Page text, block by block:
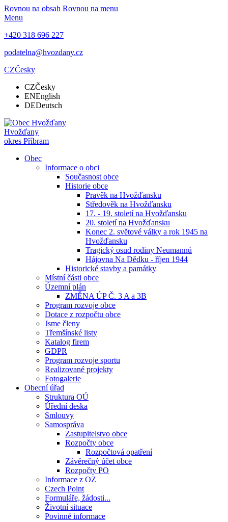
Rovnou na obsah Rovnou na menu
Menu
+420 318 696 227
podatelna@hvozdany.cz
CZČesky
CZČesky
ENEnglish
DEDeutsch
Hvožďany
okres Příbram
Obec
Informace o obci
Současnost obce
Historie obce
Pravěk na Hvožďansku
Středověk na Hvožďansku
17. - 19. století na Hvožďansku
20. století na Hvožďansku
Konec 2. světové války a rok 1945 na
Hvožďansku
Tragický osud rodiny Neumannů
Hájovna Na Dědku - říjen 1944
Historické stavby a památky
Místní části obce
Územní plán
ZMĚNA ÚP Č. 3 A a 3B
Program rozvoje obce
Dotace z rozpočtu obce
Jsme členy
Třemšínské listy
Katalog firem
GDPR
Program rozvoje sportu
Realizované projekty
Fotogalerie
Obecní úřad
Struktura OÚ
Úřední deska
Smlouvy
Samospráva
Zastupitelstvo obce
Rozpočty obce
Rozpočtová opatření
Závěrečný účet obce
Rozpočty PO
Informace z OZ
Czech Point
Formuláře, žádosti...
Životní situace
Povinné informace